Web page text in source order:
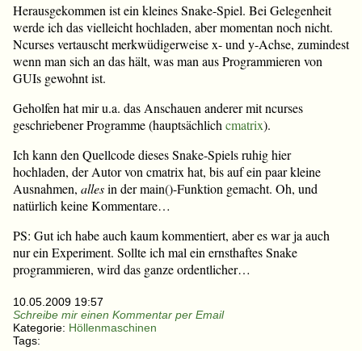
Herausgekommen ist ein kleines Snake-Spiel. Bei Gelegenheit
werde ich das vielleicht hochladen, aber momentan noch nicht.
Ncurses vertauscht merkwüdigerweise x- und y-Achse, zumindest
wenn man sich an das hält, was man aus Programmieren von
GUIs gewohnt ist.
Geholfen hat mir u.a. das Anschauen anderer mit ncurses
geschriebener Programme (hauptsächlich cmatrix).
Ich kann den Quellcode dieses Snake-Spiels ruhig hier
hochladen, der Autor von cmatrix hat, bis auf ein paar kleine
Ausnahmen, allesin der main()-Funktion gemacht. Oh, und
natürlich keine Kommentare…
PS: Gut ich habe auch kaum kommentiert, aber es war ja auch
nur ein Experiment. Sollte ich mal ein ernsthaftes Snake
programmieren, wird das ganze ordentlicher…
10.05.2009 19:57
Schreibe mir einen Kommentar per Email
Kategorie: Höllenmaschinen
Tags: